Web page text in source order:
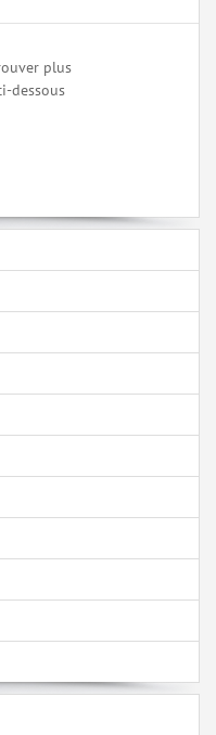
plus
dessous